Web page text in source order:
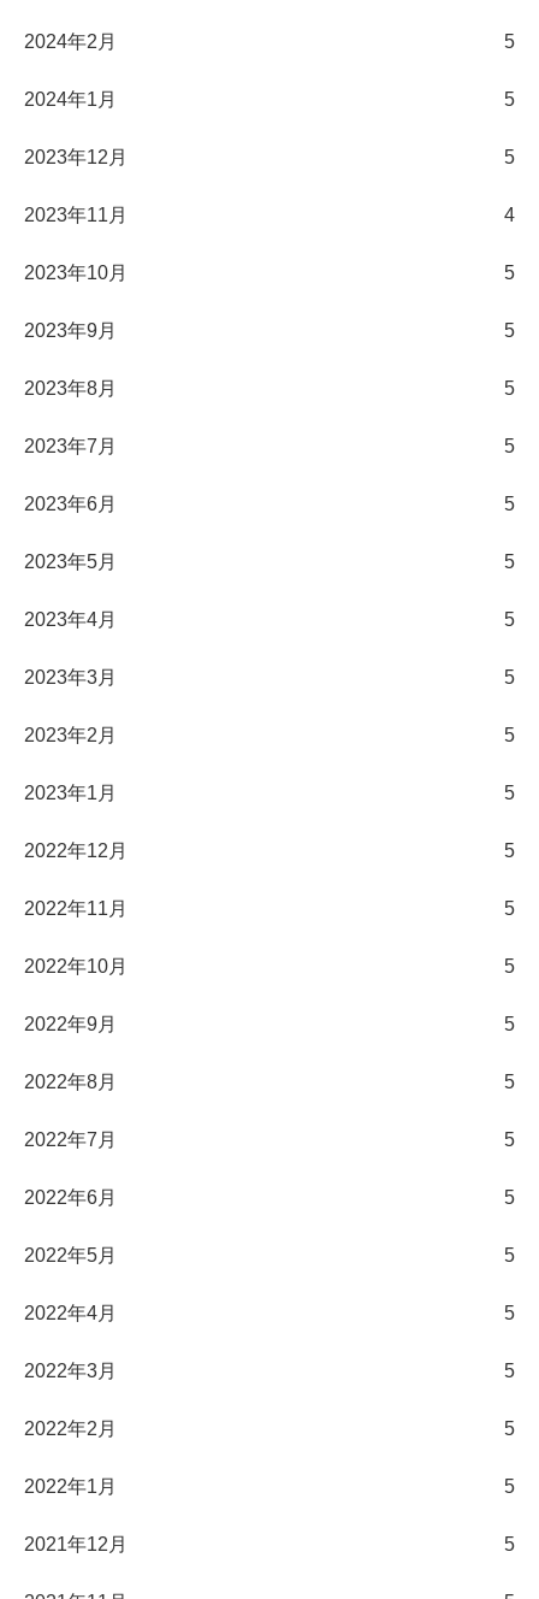
2024年2月 5
2024年1月 5
2023年12月 5
2023年11月 4
2023年10月 5
2023年9月 5
2023年8月 5
2023年7月 5
2023年6月 5
2023年5月 5
2023年4月 5
2023年3月 5
2023年2月 5
2023年1月 5
2022年12月 5
2022年11月 5
2022年10月 5
2022年9月 5
2022年8月 5
2022年7月 5
2022年6月 5
2022年5月 5
2022年4月 5
2022年3月 5
2022年2月 5
2022年1月 5
2021年12月 5